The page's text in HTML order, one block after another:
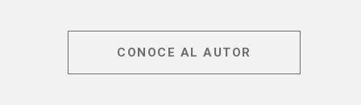
CONOCE AL AUTOR